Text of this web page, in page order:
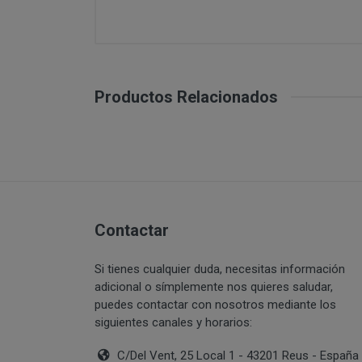
Productos Relacionados
Contactar
Si tienes cualquier duda, necesitas información
adicional o símplemente nos quieres saludar,
puedes contactar con nosotros mediante los
siguientes canales y horarios:
C/Del Vent, 25 Local 1 - 43201 Reus - España
del terrorismo
Introducir en la
interrumpir o
lógicos de
al sitio web y
los cuales
lectura y